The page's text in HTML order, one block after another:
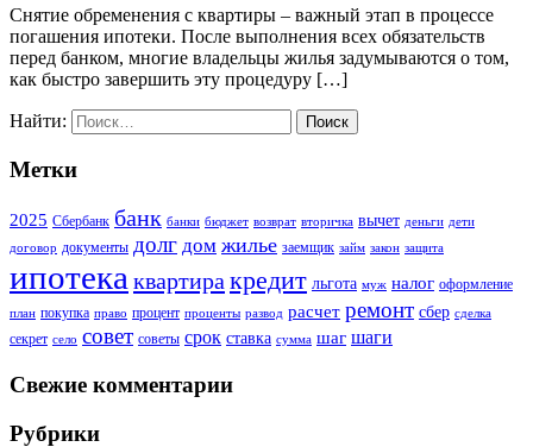
Снятие обременения с квартиры – важный этап в процессе
погашения ипотеки. После выполнения всех обязательств
перед банком, многие владельцы жилья задумываются о том,
как быстро завершить эту процедуру […]
Найти:
Метки
2025 Сбербанк банк банки бюджет возврат вторичка вычет деньги дети
договор документы долг дом жилье заемщик займ закон защита
ипотека квартира кредит льгота муж налог оформление
план покупка право процент проценты развод расчет ремонт сбер сделка
секрет село совет советы срок ставка сумма шаг шаги
Свежие комментарии
Рубрики